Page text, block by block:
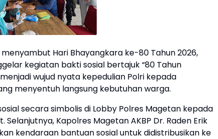
Hari Bhayangkara ke-80 Tahun 2026,
kegiatan bakti sosial bertajuk “80 Tahun
wujud nyata kepedulian Polri kepada
menyentuh langsung kebutuhan warga.
secara simbolis di Lobby Polres Magetan kepada
Kapolres Magetan AKBP Dr. Raden Erik
kendaraan bantuan sosial untuk didistribusikan ke